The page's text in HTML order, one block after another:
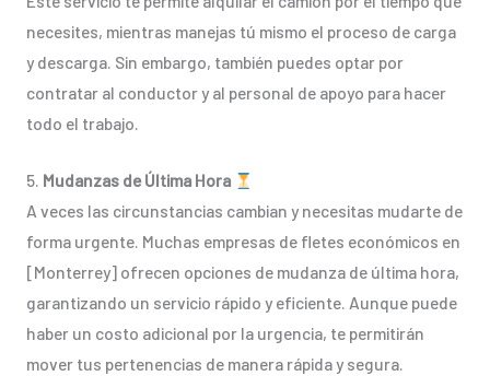
necesites, mientras manejas tú mismo el proceso de carga
y descarga. Sin embargo, también puedes optar por
contratar al conductor y al personal de apoyo para hacer
todo el trabajo.
5. Mudanzas de Última Hora
A veces las circunstancias cambian y necesitas mudarte de
forma urgente. Muchas empresas de fletes económicos en
[Monterrey] ofrecen opciones de mudanza de última hora,
garantizando un servicio rápido y eficiente. Aunque puede
haber un costo adicional por la urgencia, te permitirán
mover tus pertenencias de manera rápida y segura.